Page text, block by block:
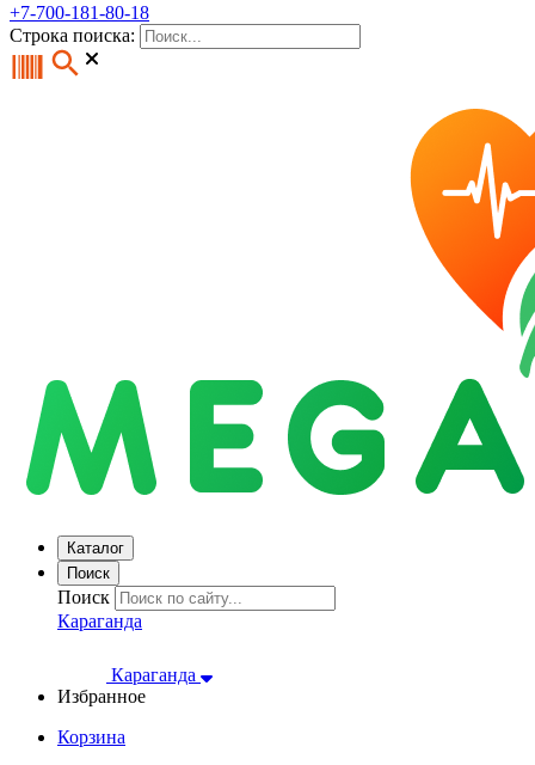
+7-700-181-80-18
Строка поиска:
Каталог
Поиск
Поиск
Караганда
Караганда
Избранное
Корзина